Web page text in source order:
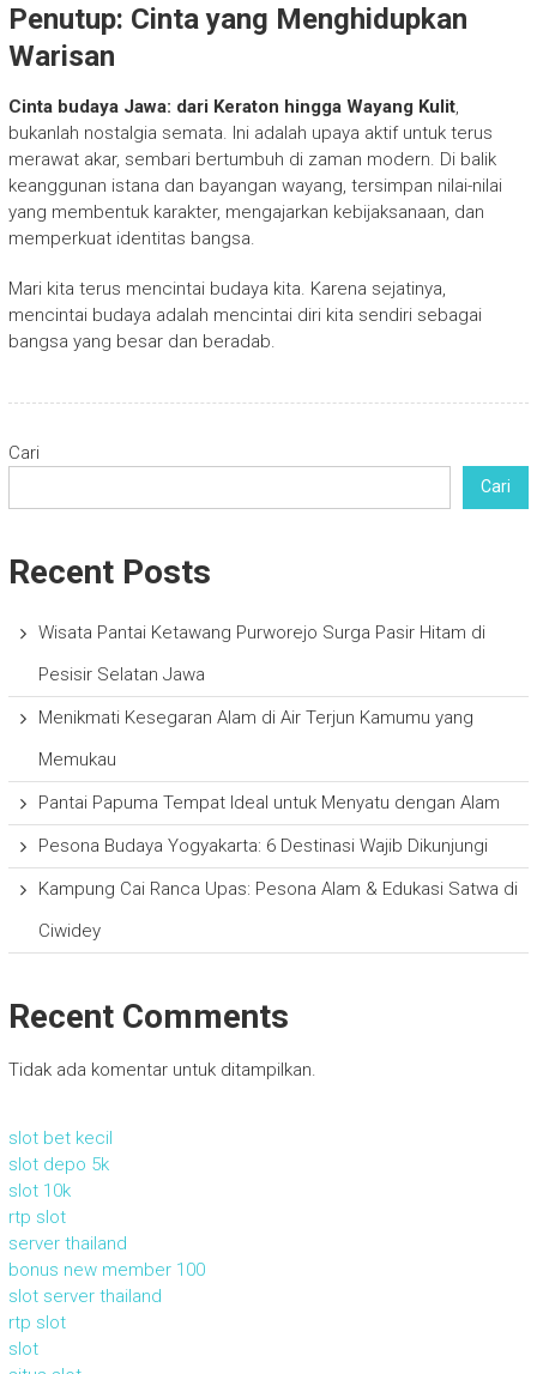
Penutup: Cinta yang Menghidupkan
Warisan
Cinta budaya Jawa: dari Keraton hingga Wayang Kulit,
bukanlah nostalgia semata. Ini adalah upaya aktif untuk terus
merawat akar, sembari bertumbuh di zaman modern. Di balik
keanggunan istana dan bayangan wayang, tersimpan nilai-nilai
yang membentuk karakter, mengajarkan kebijaksanaan, dan
memperkuat identitas bangsa.
Mari kita terus mencintai budaya kita. Karena sejatinya,
mencintai budaya adalah mencintai diri kita sendiri sebagai
bangsa yang besar dan beradab.
Cari
Cari
Recent Posts
Wisata Pantai Ketawang Purworejo Surga Pasir Hitam di
Pesisir Selatan Jawa
Menikmati Kesegaran Alam di Air Terjun Kamumu yang
Memukau
Pantai Papuma Tempat Ideal untuk Menyatu dengan Alam
Pesona Budaya Yogyakarta: 6 Destinasi Wajib Dikunjungi
Kampung Cai Ranca Upas: Pesona Alam & Edukasi Satwa di
Ciwidey
Recent Comments
Tidak ada komentar untuk ditampilkan.
slot bet kecil
slot depo 5k
slot 10k
rtp slot
server thailand
bonus new member 100
slot server thailand
rtp slot
slot